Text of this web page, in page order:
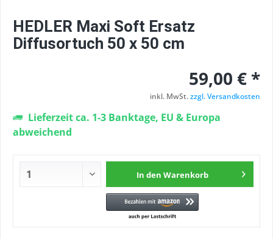
HEDLER Maxi Soft Ersatz
Diffusortuch 50 x 50 cm
59,00 € *
inkl. MwSt.zzgl. Versandkosten
Lieferzeit ca. 1-3 Banktage, EU & Europa
abweichend
In den Warenkorb